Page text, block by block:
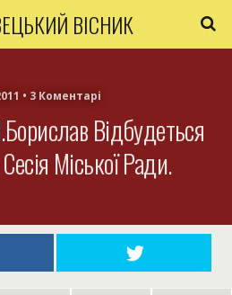
ВІСНИК
• 3 Коментарі
Відбудеться
Міської Ради.